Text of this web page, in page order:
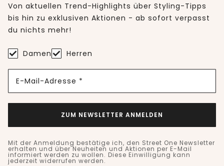
Von aktuellen Trend-Highlights über Styling-Tipps
bis hin zu exklusiven Aktionen - ab sofort verpasst
du nichts mehr!
Damen Herren
E-Mail-Adresse *
ZUM NEWSLETTER ANMELDEN
Mit der Anmeldung bestätige ich, den Street One Newsletter
erhalten und über Neuheiten und Aktionen per E-Mail
informiert werden zu wollen. Diese Einwilligung kann
jederzeit widerrufen werden.